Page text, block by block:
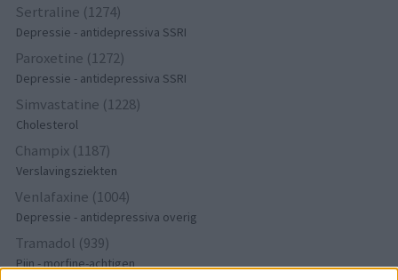
Sertraline (1274)
Depressie - antidepressiva SSRI
Paroxetine (1272)
Depressie - antidepressiva SSRI
Simvastatine (1228)
Cholesterol
Champix (1187)
Verslavingsziekten
Venlafaxine (1004)
Depressie - antidepressiva overig
Tramadol (939)
Pijn - morfine-achtigen